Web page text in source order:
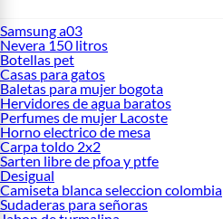
Samsung a03
Nevera 150 litros
Botellas pet
Casas para gatos
Baletas para mujer bogota
Hervidores de agua baratos
Perfumes de mujer Lacoste
Horno electrico de mesa
Carpa toldo 2x2
Sarten libre de pfoa y ptfe
Desigual
Camiseta blanca seleccion colombia
Sudaderas para señoras